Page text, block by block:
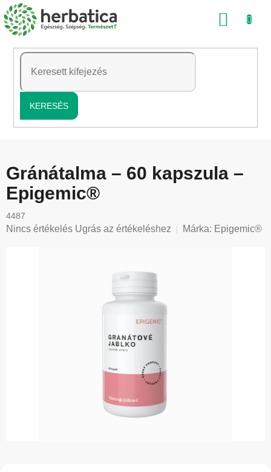
Ugrás
a
tartalomhoz
KERESÉS
Gránátalma – 60 kapszula –
Epigemic®
4487
A
Nincs értékelés Ugrás az értékeléshez Márka: Epigemic®